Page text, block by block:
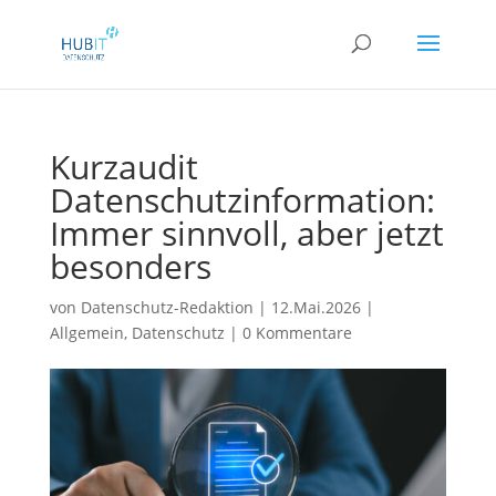
Kurzaudit
Datenschutzinformation:
Immer sinnvoll, aber jetzt
besonders
von Datenschutz-Redaktion | 12.Mai.2026|
Allgemein, Datenschutz | 0 Kommentare